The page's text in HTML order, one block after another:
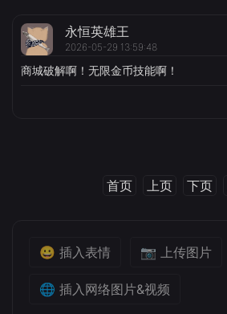
永恒英雄王
2026-05-29 13:59:48
商城破解啊！无限金币技能啊！
首页 上页 下页
😀 插入表情 📷 上传图片
🌐 插入网络图片&视频